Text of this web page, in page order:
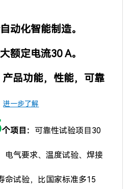
动化智能制造。
额定电流30 A。
产品功能，性能，可靠
进一步了解
个项目：可靠性试验项目30
电气要求、温度试验、焊接
命试验，比国家标准多15